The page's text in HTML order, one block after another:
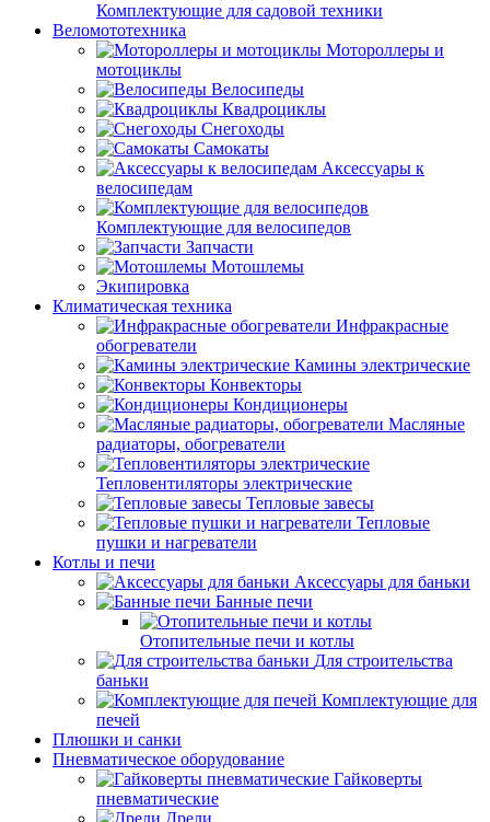
Комплектующие для садовой техники
Веломототехника
Мотороллеры и
мотоциклы
Велосипеды
Квадроциклы
Снегоходы
Самокаты
Аксессуары к
велосипедам
Комплектующие для велосипедов
Запчасти
Мотошлемы
Экипировка
Климатическая техника
Инфракрасные
обогреватели
Камины электрические
Конвекторы
Кондиционеры
Масляные
радиаторы, обогреватели
Тепловентиляторы электрические
Тепловые завесы
Тепловые
пушки и нагреватели
Котлы и печи
Аксессуары для баньки
Банные печи
Отопительные печи и котлы
Для строительства
баньки
Комплектующие для
печей
Плюшки и санки
Пневматическое оборудование
Гайковерты
пневматические
Дрели